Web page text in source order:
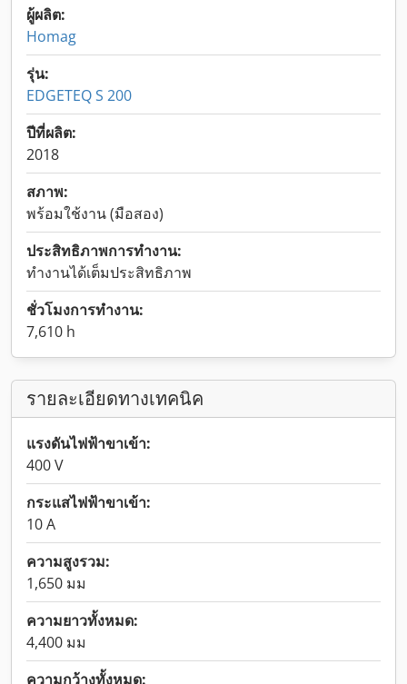
ผู้ผลิต:
Homag
รุ่น:
EDGETEQ S 200
ปีที่ผลิต:
2018
สภาพ:
พร้อมใช้งาน (มือสอง)
ประสิทธิภาพการทำงาน:
ทำงานได้เต็มประสิทธิภาพ
ชั่วโมงการทำงาน:
7,610 h
รายละเอียดทางเทคนิค
แรงดันไฟฟ้าขาเข้า:
400 V
กระแสไฟฟ้าขาเข้า:
10 A
ความสูงรวม:
1,650 มม
ความยาวทั้งหมด:
4,400 มม
ความกว้างทั้งหมด: